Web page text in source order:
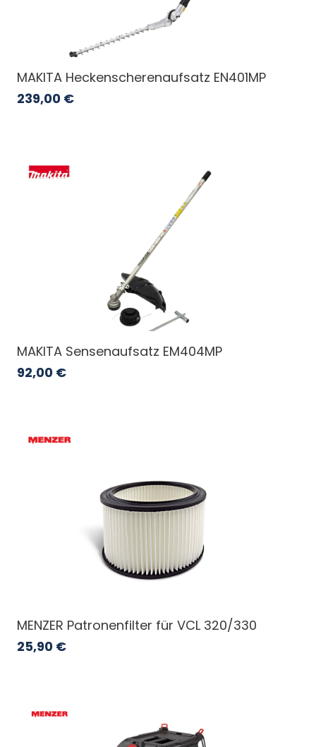
MAKITA Heckenscherenaufsatz EN401MP
239,00 €
MAKITA Sensenaufsatz EM404MP
92,00 €
MENZER Patronenfilter für VCL 320/330
25,90 €